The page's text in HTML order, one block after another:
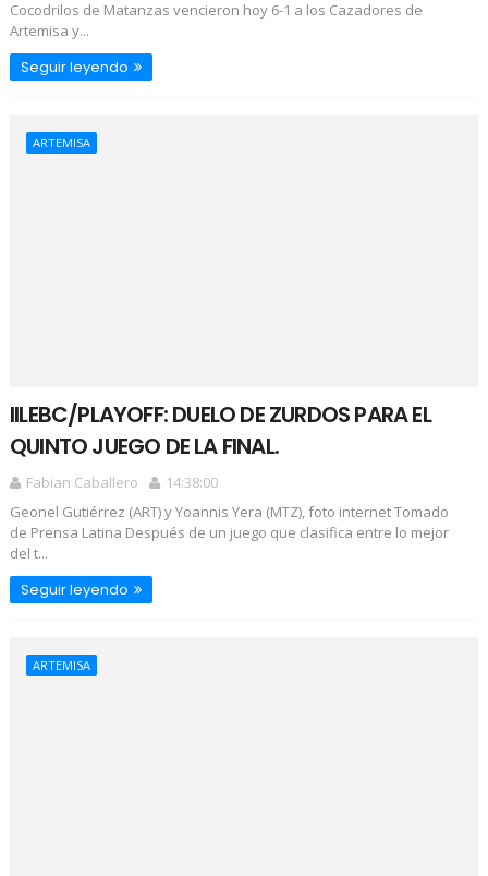
Cocodrilos de Matanzas vencieron hoy 6-1 a los Cazadores de
Artemisa y...
Seguir leyendo
ARTEMISA
IILEBC/PLAYOFF: DUELO DE ZURDOS PARA EL
QUINTO JUEGO DE LA FINAL.
Fabian Caballero
14:38:00
Geonel Gutiérrez (ART) y Yoannis Yera (MTZ), foto internet Tomado
de Prensa Latina Después de un juego que clasifica entre lo mejor
del t...
Seguir leyendo
ARTEMISA